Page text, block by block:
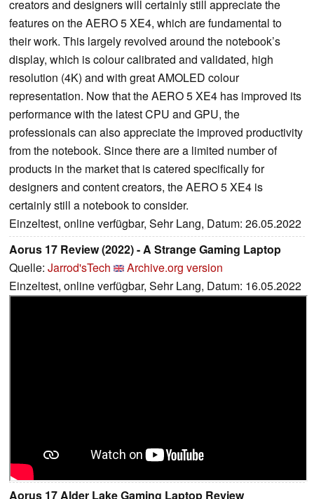
creators and designers will certainly still appreciate the
features on the AERO 5 XE4, which are fundamental to
their work. This largely revolved around the notebook’s
display, which is colour calibrated and validated, high
resolution (4K) and with great AMOLED colour
representation. Now that the AERO 5 XE4 has improved its
performance with the latest CPU and GPU, the
professionals can also appreciate the improved productivity
from the notebook. Since there are a limited number of
products in the market that is catered specifically for
designers and content creators, the AERO 5 XE4 is
certainly still a notebook to consider.
Einzeltest, online verfügbar, Sehr Lang, Datum: 26.05.2022
Aorus 17 Review (2022) - A Strange Gaming Laptop
Quelle: Jarrod'sTech
Archive.org version
Einzeltest, online verfügbar, Sehr Lang, Datum: 16.05.2022
Aorus 17 Alder Lake Gaming Laptop Review